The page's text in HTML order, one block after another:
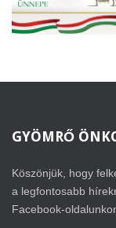
GYÖMRŐ
Köszönjük, hogy
a legfontosabb
Facebook-